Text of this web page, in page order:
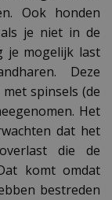
Ook honden
je niet in de
je mogelijk last
Deze
spinsels (de
Het
dat het
die de
komt omdat
bestreden